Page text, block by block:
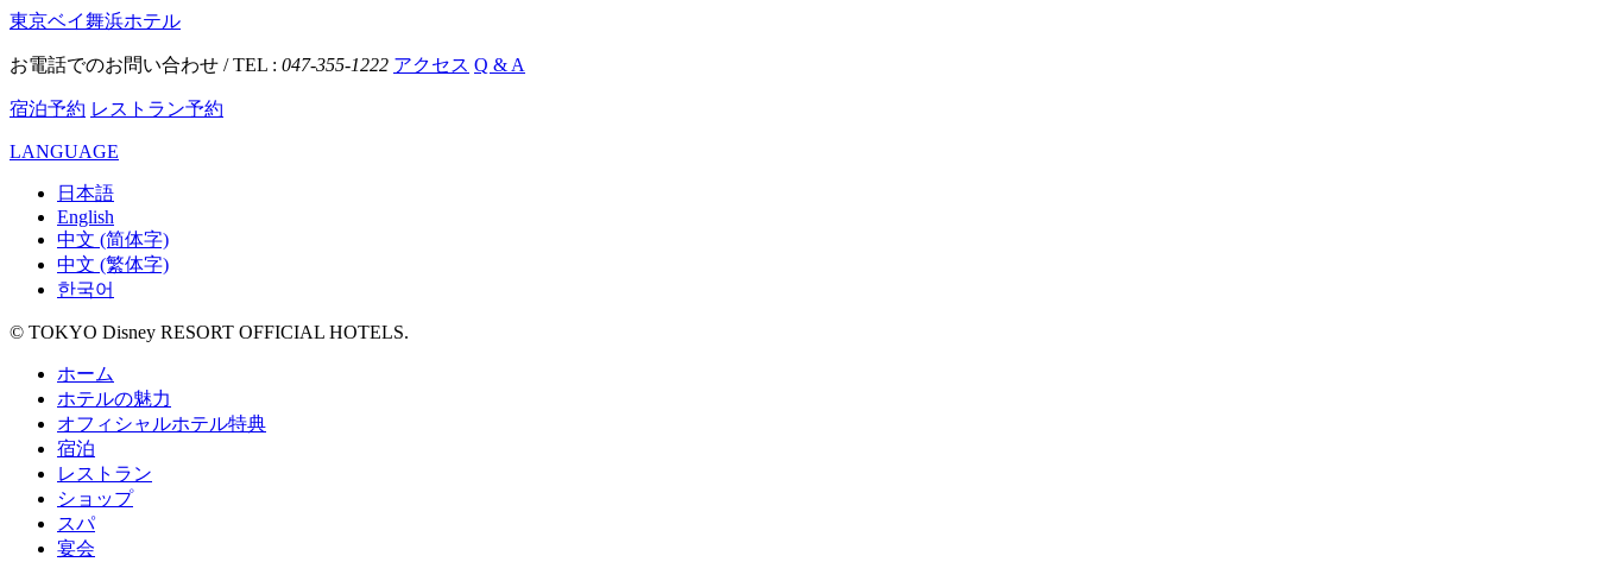
東京ベイ舞浜ホテル
お電話でのお問い合わせ / TEL : 047-355-1222 アクセス Q & A
宿泊予約 レストラン予約
LANGUAGE
日本語
English
中文 (简体字)
中文 (繁体字)
한국어
© TOKYO Disney RESORT OFFICIAL HOTELS.
ホーム
ホテルの魅力
オフィシャルホテル特典
宿泊
レストラン
ショップ
スパ
宴会